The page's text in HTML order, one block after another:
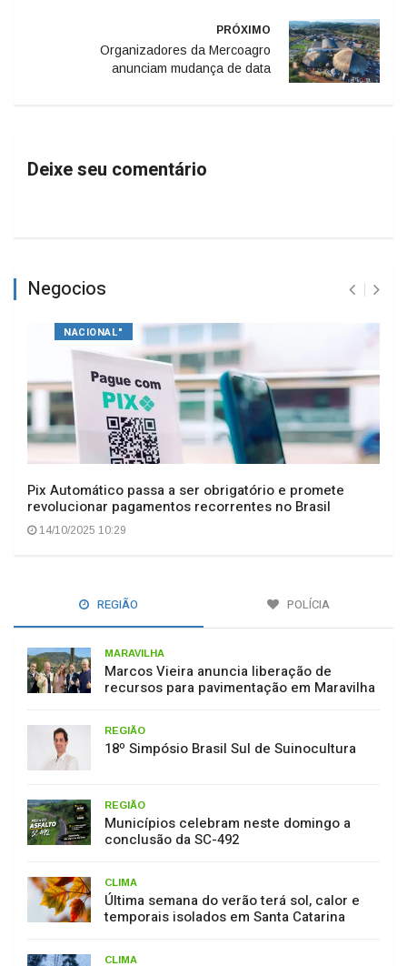
PRÓXIMO
Organizadores da Mercoagro
anunciam mudança de data
Deixe seu comentário
Negocios
NACIONAL"
Pix Automático passa a ser obrigatório e promete
revolucionar pagamentos recorrentes no Brasil
14/10/2025 10:29
REGIÃO POLÍCIA
MARAVILHA
Marcos Vieira anuncia liberação de
recursos para pavimentação em Maravilha
REGIÃO
18º Simpósio Brasil Sul de Suinocultura
REGIÃO
Municípios celebram neste domingo a
conclusão da SC-492
CLIMA
Última semana do verão terá sol, calor e
temporais isolados em Santa Catarina
CLIMA